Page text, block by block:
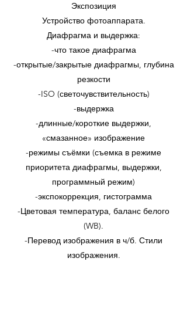
Экспозиция
Устройство фотоаппарата.
Диафрагма и выдержка:
-что такое диафрагма
-открытые/закрытые диафрагмы, глубина
резкости
-ISO (светочувствительность)
-выдержка
-длинные/короткие выдержки,
«смазанное» изображение
-режимы съёмки (съемка в режиме
приоритета диафрагмы, выдержки,
программный режим)
-экспокоррекция, гистограмма
-Цветовая температура, баланс белого
(WB).
-Перевод изображения в ч/б. Стили
изображения.